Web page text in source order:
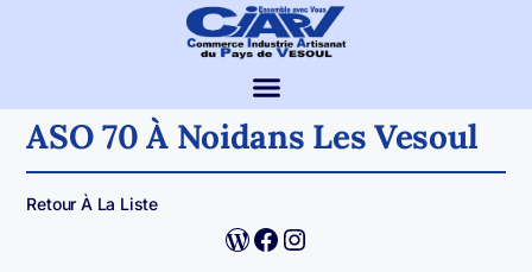
ASO 70 À Noidans Les Vesoul
Retour À La Liste